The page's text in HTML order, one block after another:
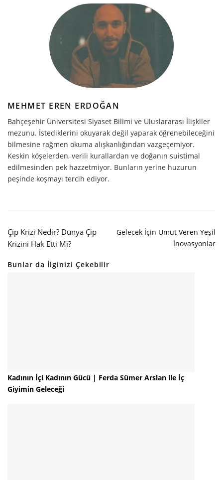
MEHMET EREN ERDOĞAN
Bahçeşehir Üniversitesi Siyaset Bilimi ve Uluslararası İlişkiler
mezunu. İstediklerini okuyarak değil yaparak öğrenebileceğini
bilmesine rağmen okuma alışkanlığından vazgeçemiyor.
Keskin köşelerden, verili kurallardan ve doğanın suistimal
edilmesinden pek hazzetmiyor. Bunların yerine huzurun
peşinde koşmayı tercih ediyor.
Çip Krizi Nedir? Dünya Çip
Krizini Hak Etti Mi?
Gelecek İçin Umut Veren Yeşil
İnovasyonlar
Bunlar da İlginizi Çekebilir
Kadının İçi Kadının Gücü | Ferda Sümer Arslan ile İç
Giyimin Geleceği